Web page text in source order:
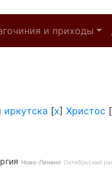
и приходы
[x] Христос [
Ново-Ленино Октябрьский